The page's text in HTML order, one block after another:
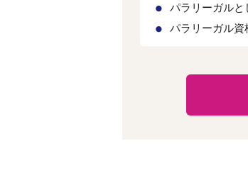
パラリーガル
パラリーガル資